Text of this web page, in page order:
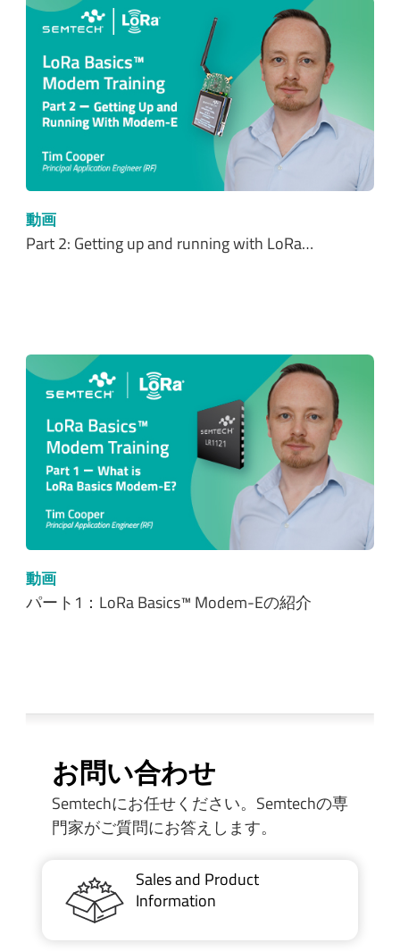
動画
Part 2: Getting up and running with LoRa…
動画
パート1：LoRa Basics™ Modem-Eの紹介
お問い合わせ
Semtechにお任せください。Semtechの専
門家がご質問にお答えします。
Sales and Product
Information